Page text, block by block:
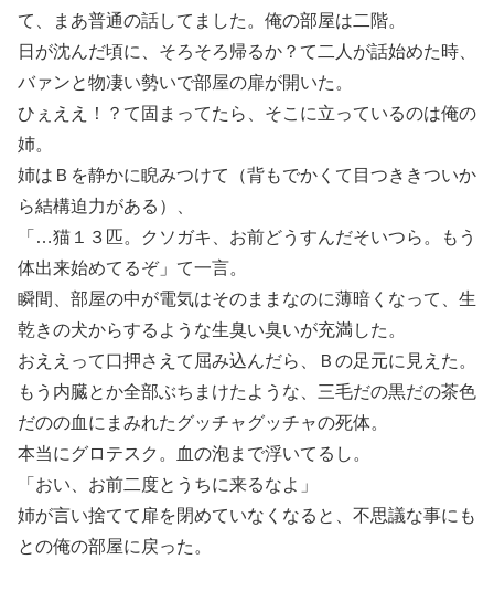
て、まあ普通の話してました。俺の部屋は二階。
日が沈んだ頃に、そろそろ帰るか？て二人が話始めた時、
バァンと物凄い勢いで部屋の扉が開いた。
ひぇええ！？て固まってたら、そこに立っているのは俺の
姉。
姉はＢを静かに睨みつけて（背もでかくて目つききついか
ら結構迫力がある）、
「…猫１３匹。クソガキ、お前どうすんだそいつら。もう
体出来始めてるぞ」て一言。
瞬間、部屋の中が電気はそのままなのに薄暗くなって、生
乾きの犬からするような生臭い臭いが充満した。
おええって口押さえて屈み込んだら、Ｂの足元に見えた。
もう内臓とか全部ぶちまけたような、三毛だの黒だの茶色
だのの血にまみれたグッチャグッチャの死体。
本当にグロテスク。血の泡まで浮いてるし。
「おい、お前二度とうちに来るなよ」
姉が言い捨てて扉を閉めていなくなると、不思議な事にも
との俺の部屋に戻った。